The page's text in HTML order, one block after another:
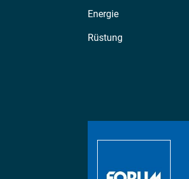
Energie
Rüstung